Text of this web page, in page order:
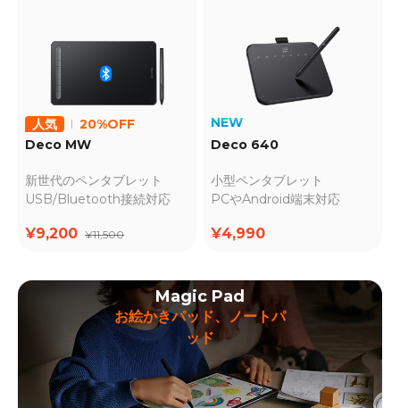
人気
20%OFF
Deco MW
新世代のペンタブレット
USB/Bluetooth接続対応
¥9,200 ¥11,500
NEW
Deco 640
小型ペンタブレット
PCやAndroid端末対応
¥4,990
Magic Pad
お絵かきパッド、ノートパ
ッド